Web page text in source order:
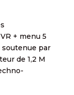
+ menu 5
soutenue par
de 1,2 M